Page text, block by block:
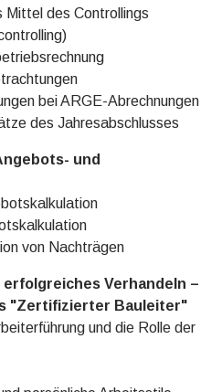
Mittel des Controllings
bei ARGE-Abrechnungen
des Jahresabschlusses
und
von Nachträgen
Verhandeln –
"Zertifizierter Bauleiter"
und die Rolle der